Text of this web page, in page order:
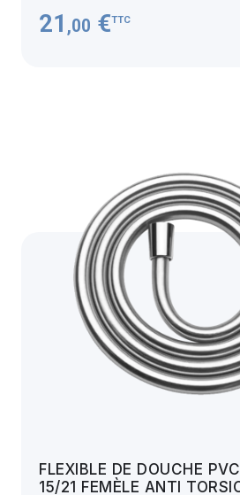
21 ,00 €TTC
FLEXIBLE DE DOUCHE
15/21 FEMÈLE ANTI